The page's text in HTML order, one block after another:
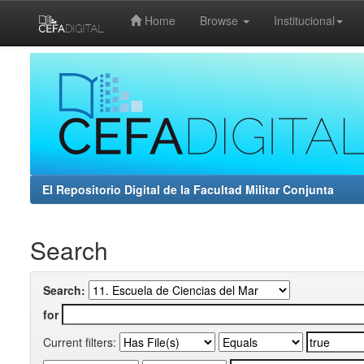
Home Browse Institucional
El Repositorio Digital de la Facultad Militar Conjunta
Search
Search:
for
Current filters: